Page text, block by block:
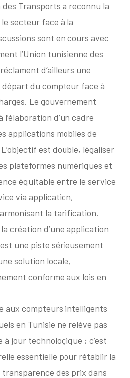
Transports a reconnu la
secteur face à la
sont en cours avec
l’Union tunisienne des
d’ailleurs une
du compteur face à
Le gouvernement
d’un cadre
applications mobiles de
est double, légaliser
plateformes numériques et
équitable entre le service
via application,
la tarification.
la création d’une application
une piste sérieusement
solution locale,
conforme aux lois en
aux compteurs intelligents
en Tunisie ne relève pas
à jour technologique ; c’est
essentielle pour rétablir la
des prix dans